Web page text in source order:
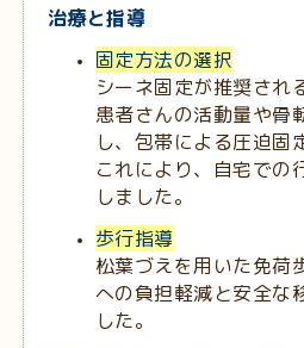
治療と指導
固定方法の選択
シーネ固定が推奨され
患者さんの活動量や骨
し、包帯による圧迫固
これにより、自宅での
しました。
歩行指導
松葉づえを用いた免荷
への負担軽減と安全な
した。